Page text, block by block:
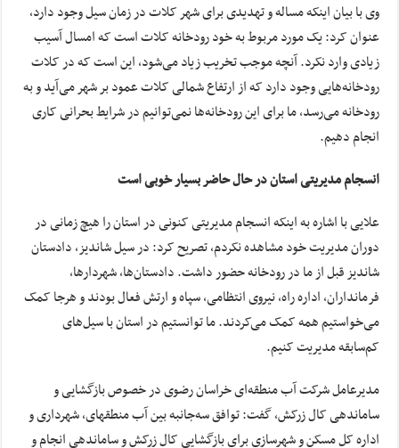
وی با بیان اینکه مساله و تهدیدی برای شهر کلات در زمان سیل وجود دارد،
عنوان کرد: یک مورد مربوط به خود رودخانه کلات است که امسال آسیب
زیادی وارد نکرد. آنچه موجب تخریب زیاد می‌شود، این است که در کلات
رودخانه‌هایی وجود دارد که از ارتفاع شمالی کلات عمود بر شهر می‌آید و به
رودخانه می‌رسد، ما برای این رودخانه‌ها نمی‌توانیم در شرایط بحرانی کاری
انجام دهیم.
انسجام مدیریتی استان در حال حاضر بسیار خوبی است
علایی با اشاره به اینکه انسجام مدیریتی کنونی در استان را هیچ زمانی در
دوران مدیریت خود مشاهده نکردم، تصریح کرد: در سیل شاندیز، دادستان
شاندیز قبل از ما در رودخانه حضور داشت. دادستان‌ها، شهردارها،
فرمانداران، اداره راه، نیروی انتظامی، سپاه و ارتش فعال بودند و هرجا کمک
می‌خواستیم همه کمک می‌کردند. ما توانستیم در استان با سیل‌های
کم‌سابقه مدیریت کنیم.
مدیرعامل شرکت آب منطقه‌ای خراسان رضوی در خصوص بازگشایی و
ساماندهی کال زرکش، گفت: توافق سه‌جانبه بین آب منطقه‎ای، شهرداری و
اداره کل مسکن و شهرسازی برای بازگشایی کال زرکش و ساماندهی انجام و